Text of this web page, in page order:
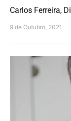
Carlos Ferreira,
9 de Outubro, 2021